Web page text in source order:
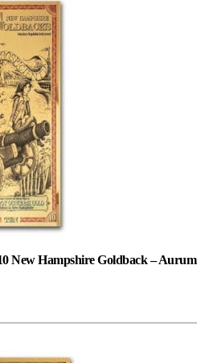
Hampshire Goldback – Aurum